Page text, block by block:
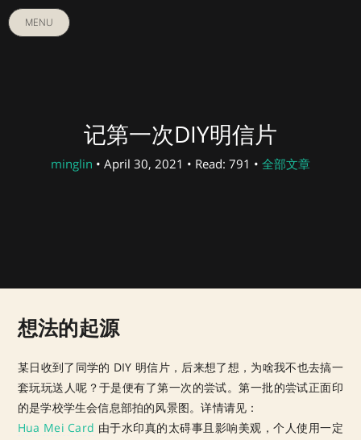
MENU
记第一次DIY明信片
minglin • April 30, 2021 • Read: 791 • 全部文章
想法的起源
某日收到了同学的 DIY 明信片，后来想了想，为啥我不也去搞一
套玩玩送人呢？于是便有了第一次的尝试。第一批的尝试正面印
的是学校学生会信息部拍的风景图。详情请见：
Hua Mei Card 由于水印真的太碍事且影响美观，个人使用一定